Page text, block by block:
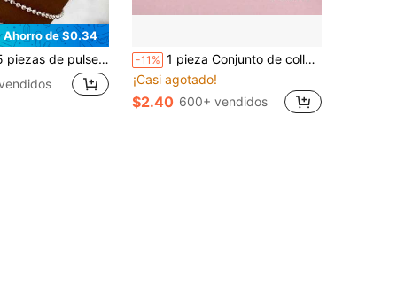
Ahorro de $0.34
cuentas en forma de corazón y de múltiples capas, accesorios unisex para uso diario, trabajo y fiesta -11% 1 pieza Conjunto de collar y pulsera de plata de ley 925 con cuentas y candado con forma de corazón de 8 pulgadas, regalo de joyería de moda para mujeres, accesorios para fiestas de Navidad
¡Casi agotado!
$2.40 600+ vendidos